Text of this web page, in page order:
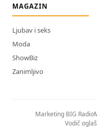
MAGAZIN
Ljubav i seks
Moda
ShowBiz
Zanimljivo
Marketing BIG Radio
Vodič